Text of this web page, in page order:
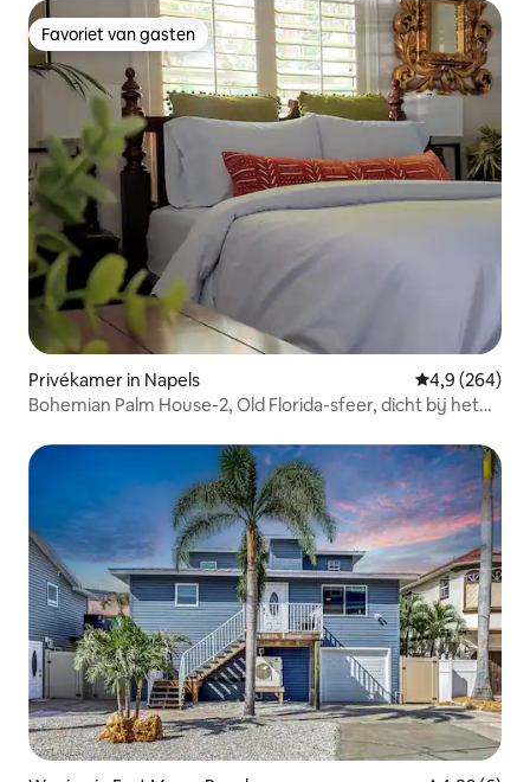
Favoriet van gasten
Favoriet van gasten
Privékamer in Napels Gemiddelde
4,9 (264)
Bohemian Palm House-2, Old Florida-sfeer, dicht bij het